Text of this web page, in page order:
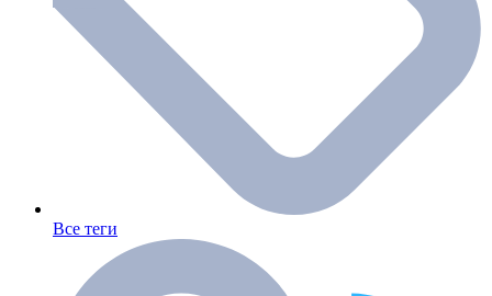
Все теги